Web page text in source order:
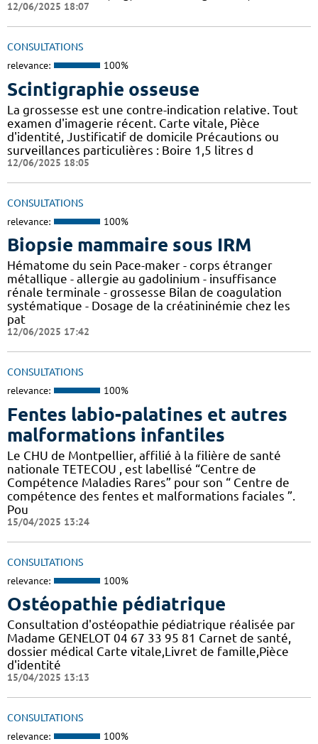
12/06/2025 18:07
CONSULTATIONS
relevance: 100%
Scintigraphie osseuse
La grossesse est une contre-indication relative. Tout
examen d'imagerie récent. Carte vitale, Pièce
d'identité, Justificatif de domicile Précautions ou
surveillances particulières : Boire 1,5 litres d
12/06/2025 18:05
CONSULTATIONS
relevance: 100%
Biopsie mammaire sous IRM
Hématome du sein Pace-maker - corps étranger
métallique - allergie au gadolinium - insuffisance
rénale terminale - grossesse Bilan de coagulation
systématique - Dosage de la créatininémie chez les
pat
12/06/2025 17:42
CONSULTATIONS
relevance: 100%
Fentes labio-palatines et autres
malformations infantiles
Le CHU de Montpellier, affilié à la filière de santé
nationale TETECOU , est labellisé “Centre de
Compétence Maladies Rares” pour son “ Centre de
compétence des fentes et malformations faciales ”.
Pou
15/04/2025 13:24
CONSULTATIONS
relevance: 100%
Ostéopathie pédiatrique
Consultation d'ostéopathie pédiatrique réalisée par
Madame GENELOT 04 67 33 95 81 Carnet de santé,
dossier médical Carte vitale,Livret de famille,Pièce
d'identité
15/04/2025 13:13
CONSULTATIONS
relevance: 100%